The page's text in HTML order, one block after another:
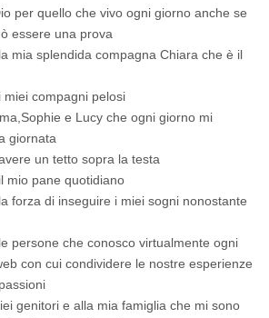
per quello che vivo ogni giorno anche se
essere una prova
mia splendida compagna Chiara che è il
miei compagni pelosi
e Lucy che ogni giorno mi
giornata
un tetto sopra la testa
mio pane quotidiano
forza di inseguire i miei sogni nonostante
persone che conosco virtualmente ogni
con cui condividere le nostre esperienze
genitori e alla mia famiglia che mi sono